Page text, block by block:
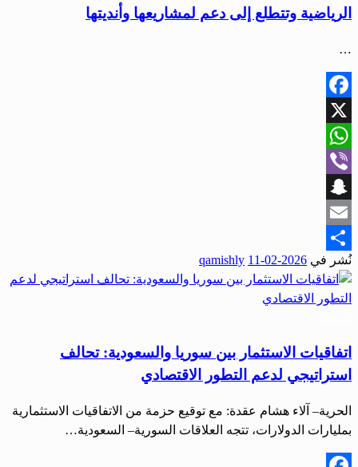
الرياضية وتتطلع إلى دعم لمشاريعها وأنديتها
…
Facebook
X
WhatsApp
Viber
Snapchat
Email
Share
نُشر في 2026-02-11
qamishly
اتفاقيات الاستثمار بين سوريا والسعودية: تحالف
استراتيجي لدعم التطور الاقتصادي
الحرية– آلاء هشام عقدة: مع توقيع حزمة من الاتفاقيات الاستثمارية
بمليارات الدولارات، تتجه العلاقات السورية– السعودية…